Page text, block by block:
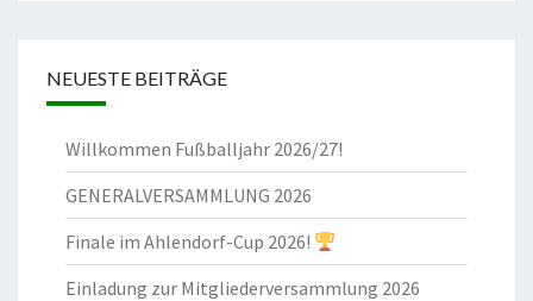
NEUESTE BEITRÄGE
Willkommen Fußballjahr 2026/27!
GENERALVERSAMMLUNG 2026
Finale im Ahlendorf-Cup 2026!
Einladung zur Mitgliederversammlung 2026